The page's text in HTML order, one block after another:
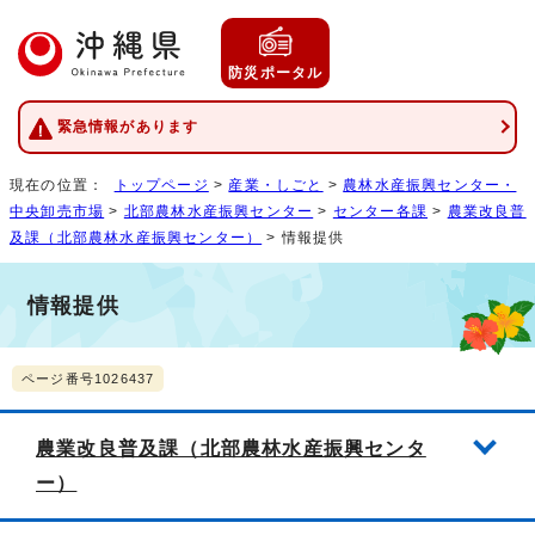
防災ポータル
緊急情報があります
現在の位置： トップページ > 産業・しごと > 農林水産振興センター・
中央卸売市場 > 北部農林水産振興センター > センター各課 > 農業改良普
及課（北部農林水産振興センター）
> 情報提供
情報提供
ページ番号1026437
農業改良普及課（北部農林水産振興センタ
ー）